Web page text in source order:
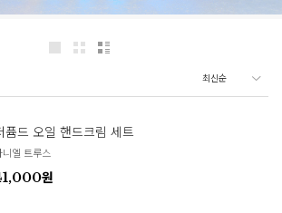
퓸드 오일 핸드크림 세트
니엘 트루스
원